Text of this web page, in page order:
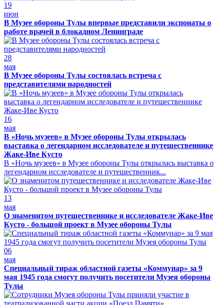
19
июн
В Музее обороны Тулы впервые представили экспонаты о
работе врачей в блокадном Ленинграде
28
мая
В Музее обороны Тулы состоялась встреча с
представителями народностей
16
мая
В «Ночь музеев» в Музее обороны Тулы открылась
выставка о легендарном исследователе и путешественнике
Жаке-Иве Кусто
В «Ночь музеев» в Музее обороны Тулы открылась выставка о
легендарном исследователе и путешественник...
13
мая
О знаменитом путешественнике и исследователе Жаке-Иве
Кусто - большой проект в Музее обороны Тулы
06
мая
Специальный тираж областной газеты «Коммунар» за 9
мая 1945 года смогут получить посетители Музея обороны
Тулы